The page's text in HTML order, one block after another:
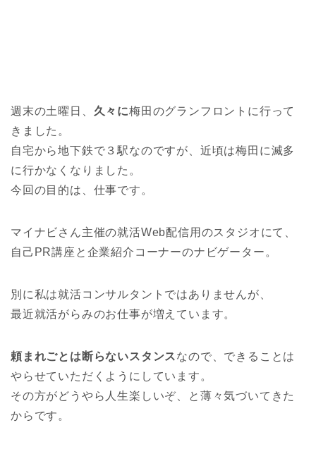
週末の土曜日、 久々に梅田のグランフロントに行って
きました。
自宅から地下鉄で３駅なのですが、近頃は梅田に滅多
に行かなくなりました。
今回の目的は、仕事です。
マイナビさん主催の就活Web配信用のスタジオにて、
自己PR講座と企業紹介コーナーのナビゲーター。
別に私は就活コンサルタントではありませんが、
最近就活がらみのお仕事が増えています。
頼まれごとは断らないスタンスなので、できることは
やらせていただくようにしています。
その方がどうやら人生楽しいぞ、と薄々気づいてきた
からです。